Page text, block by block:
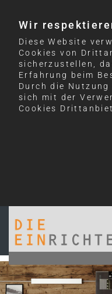
Wir
Diese Website
Cookies von
sicherzustellen,
Erfahrung beim
Durch die
sich mit der
Cookies